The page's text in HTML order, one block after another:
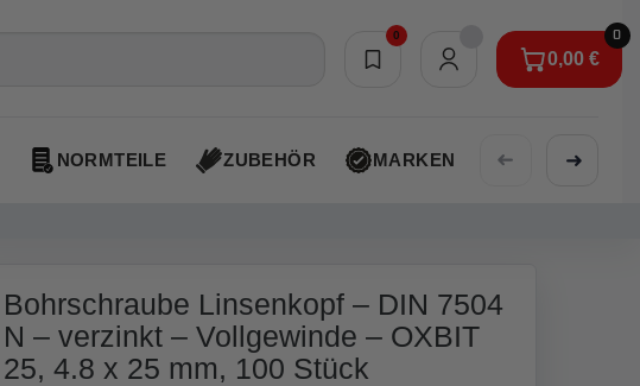
0
Merkliste
0
0,00 €
0,00 €
NORMTEILE ZUBEHÖR MARKEN AKTIONEN
➜ ➜
Bohrschraube Linsenkopf – DIN 7504
N – verzinkt – Vollgewinde – OXBIT
25, 4.8 x 25 mm, 100 Stück